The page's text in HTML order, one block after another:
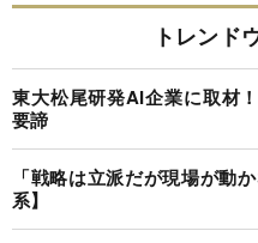
トレンド
東大松尾研発AI企業に取材
要諦
「戦略は立派だが現場が動
系】